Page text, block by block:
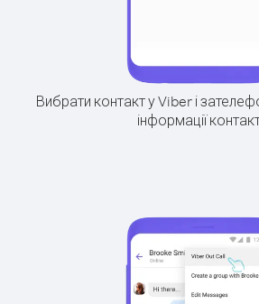
Вибрати контакт у Viber і
інформації